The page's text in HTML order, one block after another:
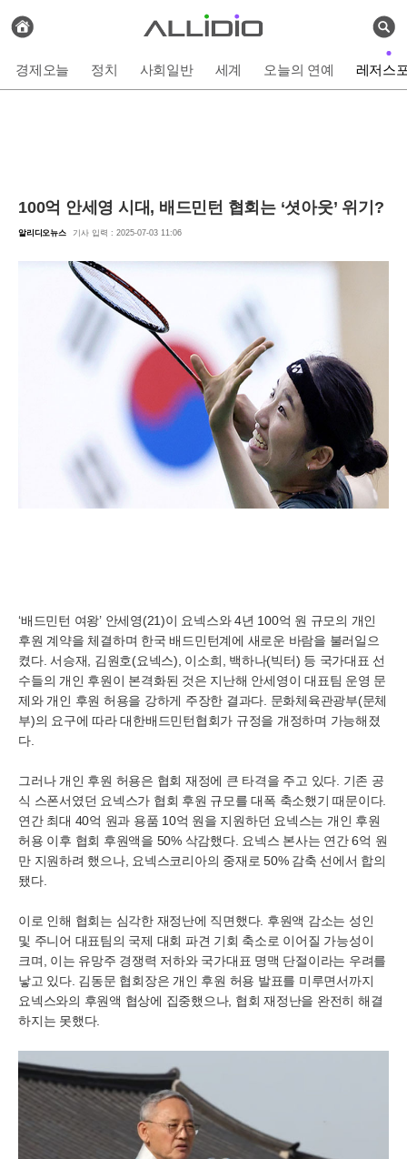
검
색
전
체
사
보
기
경제오늘 정치 사회일반 세계 오늘의 연예 레저스
100억 안세영 시대, 배드민턴 협회는 ‘셧아웃’ 위기?
알리디오뉴스 기사 입력 : 2025-07-03 11:06
‘배드민턴 여왕’ 안세영(21)이 요넥스와 4년 100억 원 규모의 개인
후원 계약을 체결하며 한국 배드민턴계에 새로운 바람을 불러일으
켰다. 서승재, 김원호(요넥스), 이소희, 백하나(빅터) 등 국가대표 선
수들의 개인 후원이 본격화된 것은 지난해 안세영이 대표팀 운영 문
제와 개인 후원 허용을 강하게 주장한 결과다. 문화체육관광부(문체
부)의 요구에 따라 대한배드민턴협회가 규정을 개정하며 가능해졌
다.
그러나 개인 후원 허용은 협회 재정에 큰 타격을 주고 있다. 기존 공
식 스폰서였던 요넥스가 협회 후원 규모를 대폭 축소했기 때문이다.
연간 최대 40억 원과 용품 10억 원을 지원하던 요넥스는 개인 후원
허용 이후 협회 후원액을 50% 삭감했다. 요넥스 본사는 연간 6억 원
만 지원하려 했으나, 요넥스코리아의 중재로 50% 감축 선에서 합의
됐다.
이로 인해 협회는 심각한 재정난에 직면했다. 후원액 감소는 성인
및 주니어 대표팀의 국제 대회 파견 기회 축소로 이어질 가능성이
크며, 이는 유망주 경쟁력 저하와 국가대표 명맥 단절이라는 우려를
낳고 있다. 김동문 협회장은 개인 후원 허용 발표를 미루면서까지
요넥스와의 후원액 협상에 집중했으나, 협회 재정난을 완전히 해결
하지는 못했다.